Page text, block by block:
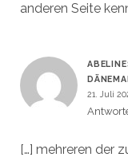
anderen Seite
21. Juli
[…] mehreren der